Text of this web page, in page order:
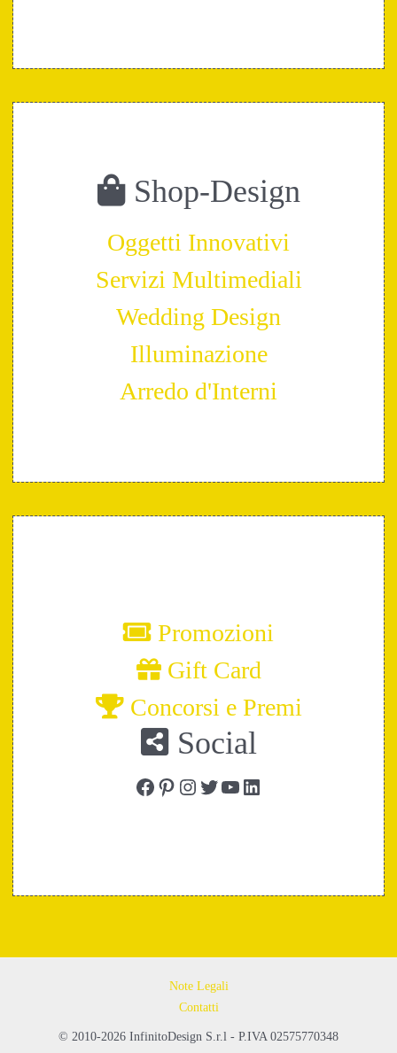
Shop-Design
Oggetti Innovativi
Servizi Multimediali
Wedding Design
Illuminazione
Arredo d'Interni
Promozioni
Gift Card
Concorsi e Premi
Social
Facebook
Pinterest
Instagram
Twitter
YouTube
LinkedIn
Note Legali
Contatti
© 2010-2026 InfinitoDesign S.r.l - P.IVA 02575770348